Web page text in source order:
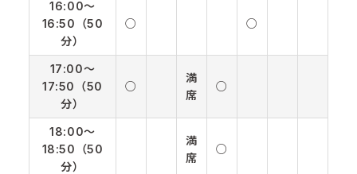
16:00〜
16:50（50
分）
○ ○
17:00〜
17:50（50
分）
○
満
席
○
18:00〜
18:50（50
分）
満
席
○